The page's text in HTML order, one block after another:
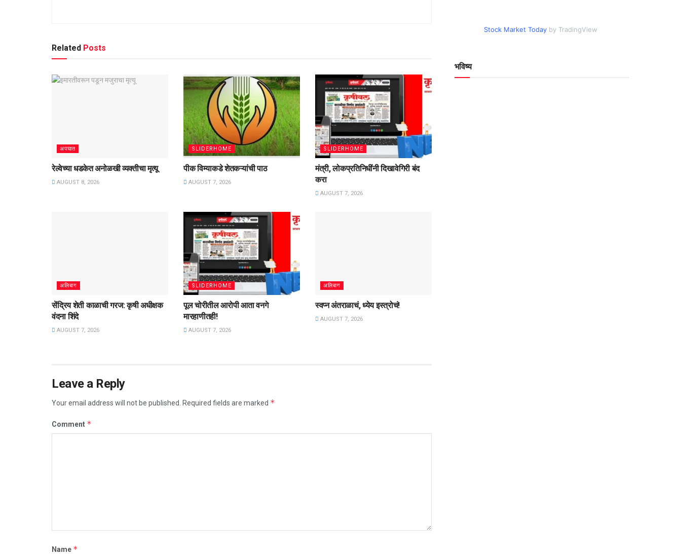
Related Posts
अपघात
रेल्वेच्या धडकेत अनोळखी व्यक्तीचा मृत्यू
AUGUST 8, 2026
SLIDERHOME
पीक विम्याकडे शेतकऱ्यांची पाठ
AUGUST 7, 2026
SLIDERHOME
मंत्री, लोकप्रतिनिधींनी दिखावेगिरी बंद
करा
AUGUST 7, 2026
अलिबाग
सेंद्रिय शेती काळाची गरज: कृषी अधीक्षक
वंदना शिंदे
AUGUST 7, 2026
SLIDERHOME
पूल चोरीतील आरोपी आता वनगे
मारहाणीतही!
AUGUST 7, 2026
अलिबाग
स्वप्न अंतराळाचं, ध्येय इस्त्रोचं!
AUGUST 7, 2026
Leave a Reply
Your email address will not be published. Required fields are marked *
Comment *
Name *
Stock Market Today by TradingView
भविष्य